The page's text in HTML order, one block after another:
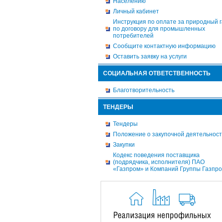
Личный кабинет
Инструкция по оплате за природный
по договору для промышленных
потребителей
Сообщите контактную информацию
Оставить заявку на услуги
СОЦИАЛЬНАЯ ОТВЕТСТВЕННОСТЬ
Благотворительность
ТЕНДЕРЫ
Тендеры
Положение о закупочной
Закупки
Кодекс поведения поставщика
(подрядчика, исполнителя) ПАО
«Газпром» и Компаний Группы